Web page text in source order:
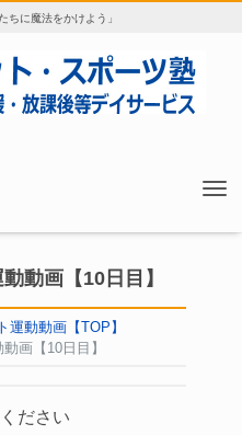
ちに魔法をかけよう」
動画【10日目】
運動動画【TOP】
画【10日目】
ださい